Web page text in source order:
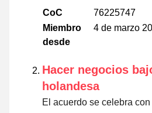
CoC
76225747
Miembro
desde
4 de marzo
Hacer negocios
holandesa
El acuerdo se celebra